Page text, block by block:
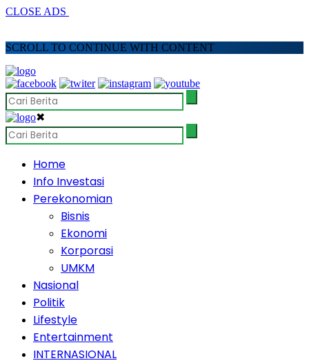
CLOSE ADS
SCROLL TO CONTINUE WITH CONTENT
✖
Home
Info Investasi
Perekonomian
Bisnis
Ekonomi
Korporasi
UMKM
Nasional
Politik
Lifestyle
Entertainment
INTERNASIONAL